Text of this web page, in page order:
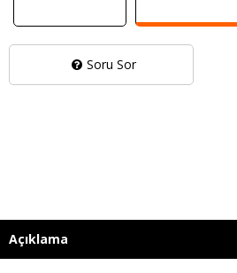
Soru Sor
Açıklama